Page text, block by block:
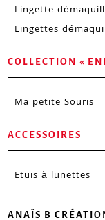
Lingette
Lingettes
COLLECTION «
Ma petite Souris
ACCESSOIRES
Etuis à lunettes
ANAÏS B